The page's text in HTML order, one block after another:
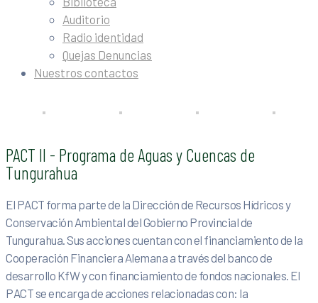
Auditorio
Radio identidad
Quejas Denuncias
Nuestros contactos
PACT II - Programa de Aguas y Cuencas de
Tungurahua
El PACT forma parte de la Dirección de Recursos Hídricos y
Conservación Ambiental del Gobierno Provincial de
Tungurahua. Sus acciones cuentan con el financiamiento de la
Cooperación Financiera Alemana a través del banco de
desarrollo KfW y con financiamiento de fondos nacionales. El
PACT se encarga de acciones relacionadas con: la